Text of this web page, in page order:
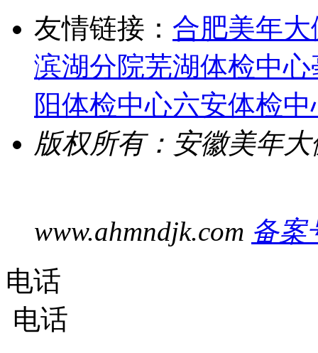
友情链接： 合肥美年
滨湖分院芜湖体检中心
阳体检中心六安体检中
版权所有：安徽美年
www.ahmndjk.com 备案
电话
电话